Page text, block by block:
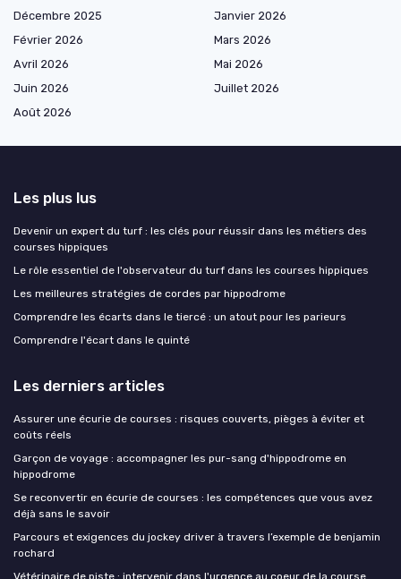
Décembre 2025
Janvier 2026
Février 2026
Mars 2026
Avril 2026
Mai 2026
Juin 2026
Juillet 2026
Août 2026
Les plus lus
Devenir un expert du turf : les clés pour réussir dans les métiers des
courses hippiques
Le rôle essentiel de l'observateur du turf dans les courses hippiques
Les meilleures stratégies de cordes par hippodrome
Comprendre les écarts dans le tiercé : un atout pour les parieurs
Comprendre l'écart dans le quinté
Les derniers articles
Assurer une écurie de courses : risques couverts, pièges à éviter et
coûts réels
Garçon de voyage : accompagner les pur-sang d'hippodrome en
hippodrome
Se reconvertir en écurie de courses : les compétences que vous avez
déjà sans le savoir
Parcours et exigences du jockey driver à travers l’exemple de benjamin
rochard
Vétérinaire de piste : intervenir dans l'urgence au coeur de la course